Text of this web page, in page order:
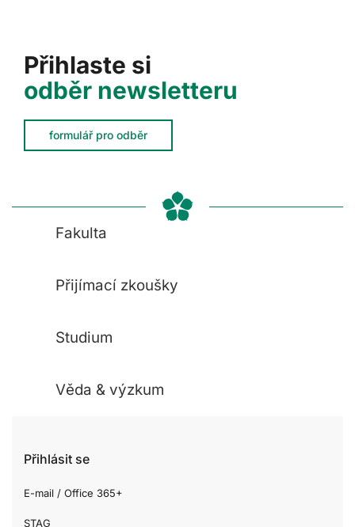
Přihlaste si
odběr newsletteru
formulář pro odběr
Fakulta
Přijímací zkoušky
Studium
Věda & výzkum
Přihlásit se
E-mail / Office 365+
STAG